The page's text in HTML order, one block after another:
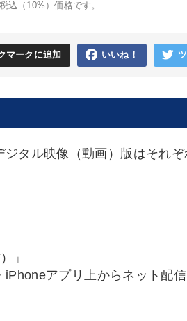
込（10%）価格です。
マークに追加 いいね！
タル映像（動画）版はそれぞ
」
iPhoneアプリ上からネット配